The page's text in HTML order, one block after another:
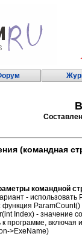
(командная
командной
- использовать
функция
Index) - значение
к программе,
>ExeName)